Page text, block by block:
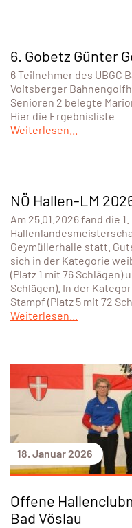
6. Gobetz Günter
6 Teilnehmer des UBGC
Voitsberger
Senioren 2 belegte
Hier die Ergebnisliste
Weiterlesen...
NÖ Hallen-LM
Am 25.01.2026 fand die
Geymüllerhalle statt.
sich in der Kategorie
(Platz 1 mit 76 Schlägen)
Schlägen). In der
Stampf (Platz 5 mit 72
Weiterlesen...
18. Januar 2026
Offene
Bad Vöslau